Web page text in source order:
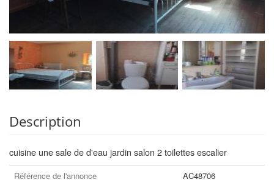
Description
cuisine une sale de d'eau jardin salon 2 toilettes escalier
Référence de l'annonce
AC48706